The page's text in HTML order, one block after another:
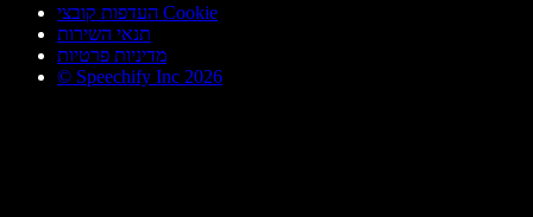
העדפות קובצי Cookie
תנאי השירות
מדיניות פרטיות
© Speechify Inc 2026